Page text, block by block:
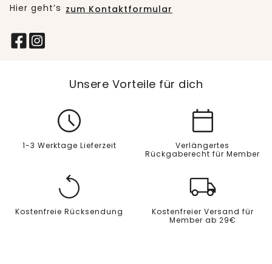
Hier geht’s zum Kontaktformular
Unsere Vorteile für dich
1-3 Werktage Lieferzeit
Verlängertes
Rückgaberecht für Member
Kostenfreie Rücksendung
Kostenfreier Versand für
Member ab 29€